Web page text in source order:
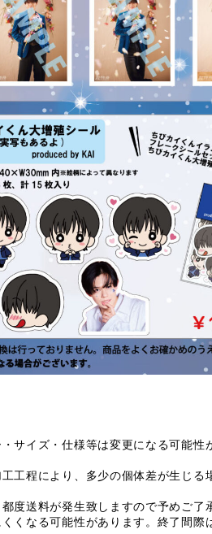
サイズ・仕様等は変更になる可能性
工程により、多少の個体差が生じる
度送料が発生致しますので予めご了
くなる可能性があります。終了間際